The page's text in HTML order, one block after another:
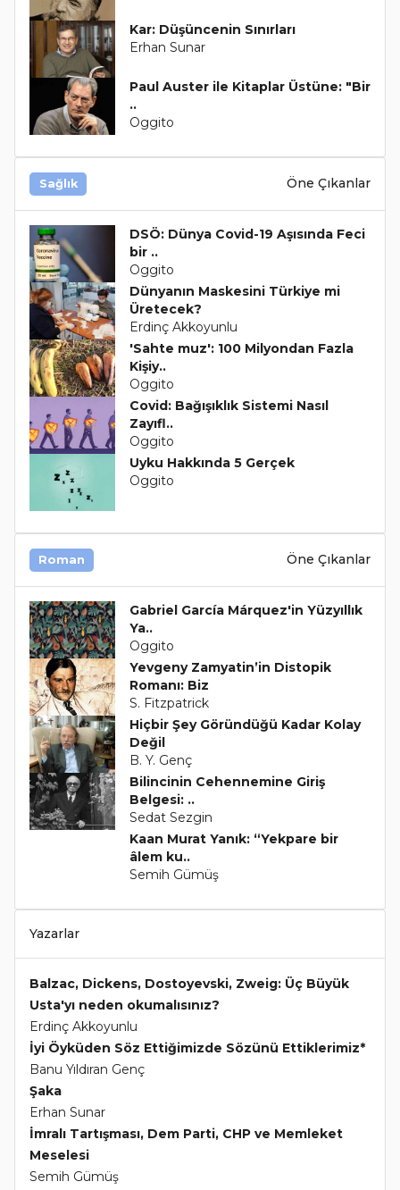
Kar: Düşüncenin Sınırları
Erhan Sunar
Paul Auster ile Kitaplar Üstüne: "Bir
..
Oggito
Sağlık Öne Çıkanlar
DSÖ: Dünya Covid-19 Aşısında Feci
bir ..
Oggito
Dünyanın Maskesini Türkiye mi
Üretecek?
Erdinç Akkoyunlu
'Sahte muz': 100 Milyondan Fazla
Kişiy..
Oggito
Covid: Bağışıklık Sistemi Nasıl
Zayıfl..
Oggito
Uyku Hakkında 5 Gerçek
Oggito
Roman Öne Çıkanlar
Gabriel García Márquez'in Yüzyıllık
Ya..
Oggito
Yevgeny Zamyatin’in Distopik
Romanı: Biz
S. Fitzpatrick
Hiçbir Şey Göründüğü Kadar Kolay
Değil
B. Y. Genç
Bilincinin Cehennemine Giriş
Belgesi: ..
Sedat Sezgin
Kaan Murat Yanık: “Yekpare bir
âlem ku..
Semih Gümüş
Yazarlar
Balzac, Dickens, Dostoyevski, Zweig: Üç Büyük
Usta'yı neden okumalısınız?
Erdinç Akkoyunlu
İyi Öyküden Söz Ettiğimizde Sözünü Ettiklerimiz*
Banu Yıldıran Genç
Şaka
Erhan Sunar
İmralı Tartışması, Dem Parti, CHP ve Memleket
Meselesi
Semih Gümüş